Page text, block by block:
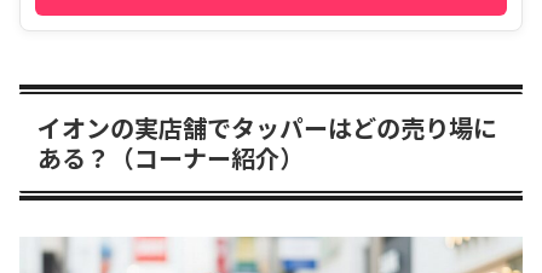
イオンの実店舗でタッパーはどの売り場に
ある？（コーナー紹介）